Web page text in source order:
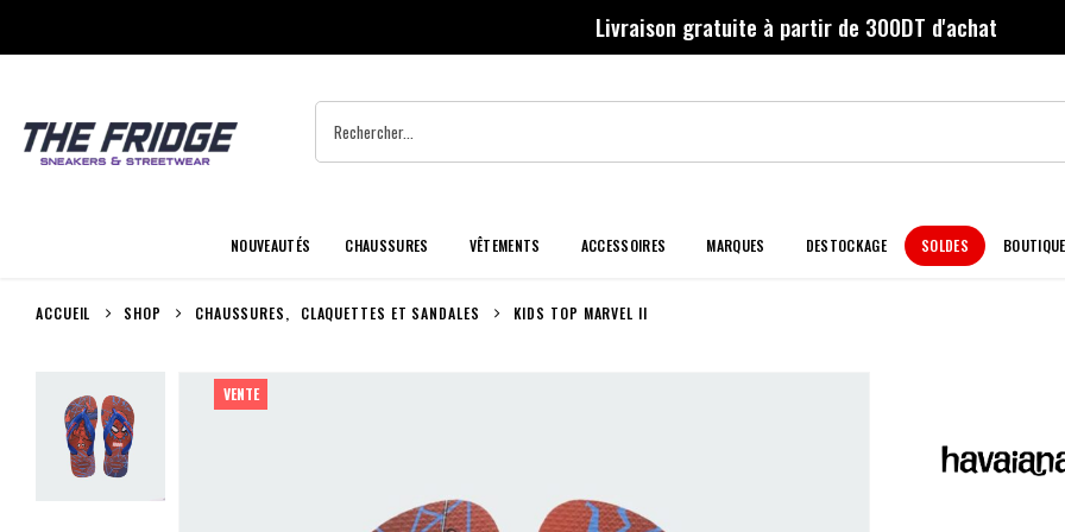
Livraison gratuite à partir de 300DT d'achat
NOUVEAUTÉS CHAUSSURES VÊTEMENTS ACCESSOIRES MARQUES DESTOCKAGE SOLDES
ACCUEIL SHOP CHAUSSURES, CLAQUETTES ET SANDALES KIDS TOP MARVEL II
VENTE